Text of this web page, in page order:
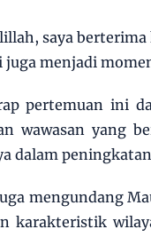
saya
juga menjadi
pertemuan ini
wawasan yang
dalam
mengundang
karakteristik